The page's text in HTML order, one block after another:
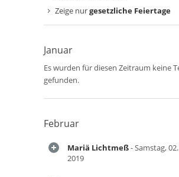
Zeige nurgesetzliche Feiertage
Januar
Es wurden für diesen Zeitraum keine
gefunden.
Februar
Mariä Lichtmeß- Samstag,
2019